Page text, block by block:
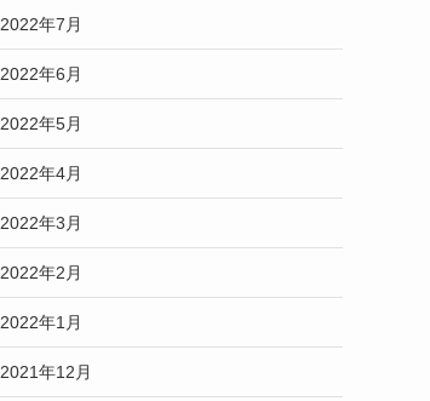
2022年7月
2022年6月
2022年5月
2022年4月
2022年3月
2022年2月
2022年1月
2021年12月